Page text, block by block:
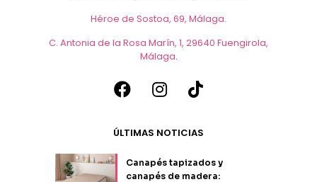
Héroe de Sostoa, 69, Málaga.
C. Antonia de la Rosa Marín, 1, 29640 Fuengirola,
Málaga.
ÚLTIMAS NOTICIAS
Canapés tapizados y
canapés de madera: